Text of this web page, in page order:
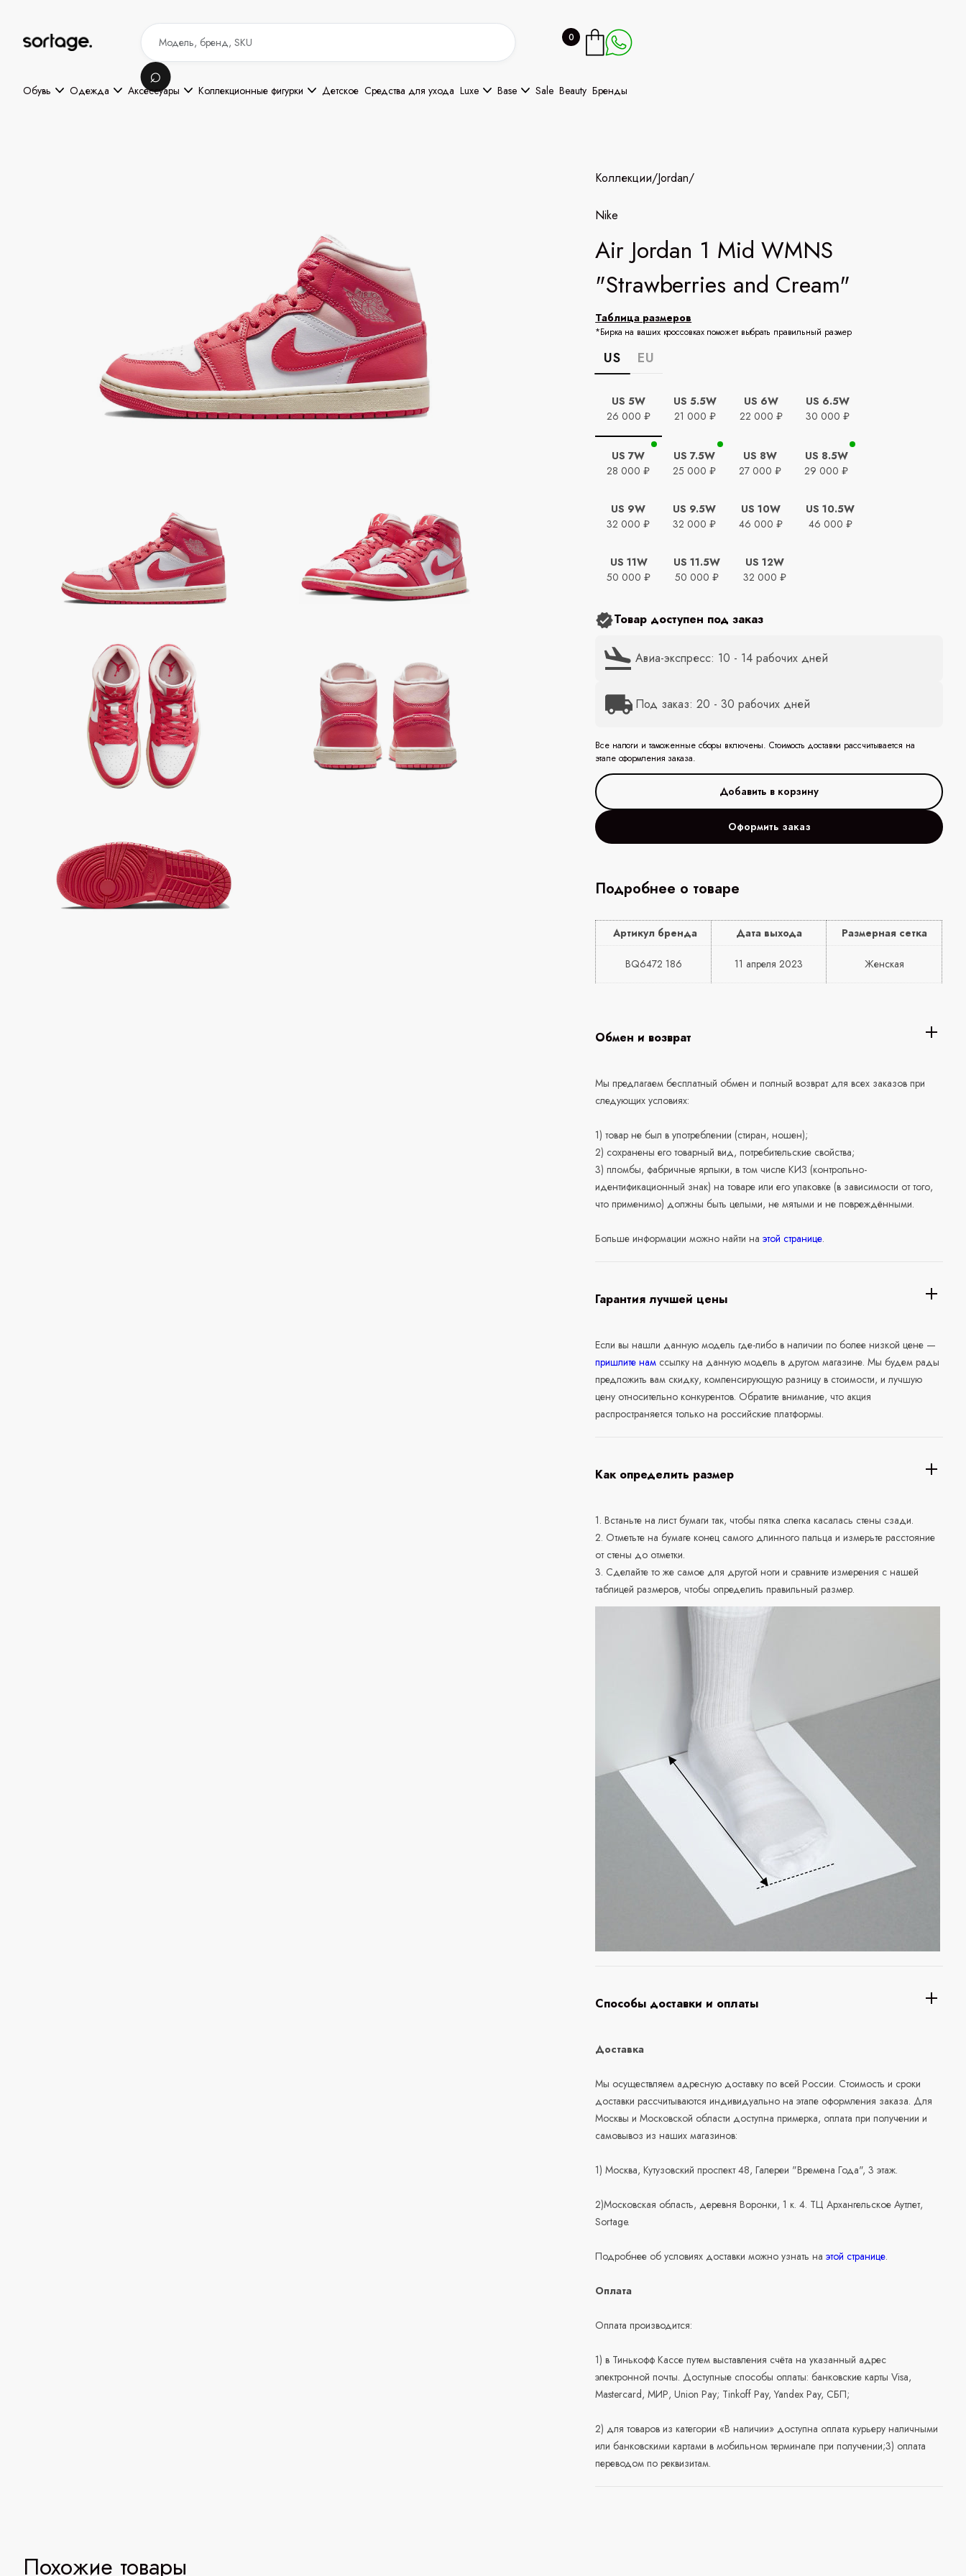
0
Обувь Одежда Аксессуары Коллекционные фигурки Детское Средства для ухода Luxe Base Sale Beauty Бренды
Коллекции/Jordan/
Nike
Air Jordan 1 Mid WMNS
"Strawberries and Cream"
Таблица размеров
*Бирка на ваших кроссовках поможет выбрать правильный размер
US EU
US 5W
26 000 ₽
US 5.5W
21 000 ₽
US 6W
22 000 ₽
US 6.5W
30 000 ₽
US 7W
28 000 ₽
US 7.5W
25 000 ₽
US 8W
27 000 ₽
US 8.5W
29 000 ₽
US 9W
32 000 ₽
US 9.5W
32 000 ₽
US 10W
46 000 ₽
US 10.5W
46 000 ₽
US 11W
50 000 ₽
US 11.5W
50 000 ₽
US 12W
32 000 ₽
Товар доступен под заказ
Авиа-экспресс: 10 - 14 рабочих дней
Под заказ: 20 - 30 рабочих дней
Все налоги и таможенные сборы включены. Стоимость доставки рассчитывается на
этапе оформления заказа.
Оформить заказ
Подробнее о товаре
Артикул бренда Дата выхода Размерная сетка
BQ6472 186 11 апреля 2023 Женская
Обмен и возврат
Мы предлагаем бесплатный обмен и полный возврат для всех заказов при
следующих условиях:
1) товар не был в употреблении (стиран, ношен);
2) сохранены его товарный вид, потребительские свойства;
3) пломбы, фабричные ярлыки, в том числе КИЗ (контрольно-
идентификационный знак) на товаре или его упаковке (в зависимости от того,
что применимо) должны быть целыми, не мятыми и не повреждёнными.
Больше информации можно найти наэтой странице.
Гарантия лучшей цены
Если вы нашли данную модель где-либо в наличии по более низкой цене —
пришлите нам ссылку на данную модель в другом магазине. Мы будем рады
предложить вам скидку, компенсирующую разницу в стоимости, и лучшую
цену относительно конкурентов. Обратите внимание, что акция
распространяется только на российские платформы.
Как определить размер
1. Встаньте на лист бумаги так, чтобы пятка слегка касалась стены сзади.
2. Отметьте на бумаге конец самого длинного пальца и измерьте расстояние
от стены до отметки.
3. Сделайте то же самое для другой ноги и сравните измерения с нашей
таблицей размеров, чтобы определить правильный размер.
Способы доставки и оплаты
Доставка
Мы осуществляем адресную доставку по всей России. Стоимость и сроки
доставки рассчитываются индивидуально на этапе оформления заказа. Для
Москвы и Московской области доступна примерка, оплата при получении и
самовывоз из наших магазинов:
1) Москва, Кутузовский проспект 48, Галереи "Времена Года", 3 этаж.
2)Московская область, деревня Воронки, 1 к. 4. ТЦ Архангельское Аутлет,
Sortage.
Подробнее об условиях доставки можно узнать наэтой странице.
Оплата
Оплата производится:
1) в Тинькофф Кассе путем выставления счёта на указанный адрес
электронной почты. Доступные способы оплаты: банковские карты Visa,
Mastercard, МИР, Union Pay; Tinkoff Pay, Yandex Pay, СБП;
2) для товаров из категории «В наличии» доступна оплата курьеру наличными
или банковскими картами в мобильном терминале при получении;3) оплата
переводом по реквизитам.
Похожие товары